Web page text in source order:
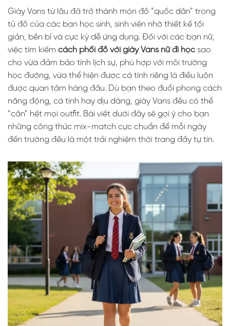
Giày Vans từ lâu đã trở thành món đồ “quốc dân” trong
tủ đồ của các bạn học sinh, sinh viên nhờ thiết kế tối
giản, bền bỉ và cực kỳ dễ ứng dụng. Đối với các bạn nữ,
việc tìm kiếm cách phối đồ với giày Vans nữ đi học sao
cho vừa đảm bảo tính lịch sự, phù hợp với môi trường
học đường, vừa thể hiện được cá tính riêng là điều luôn
được quan tâm hàng đầu. Dù bạn theo đuổi phong cách
năng động, cá tính hay dịu dàng, giày Vans đều có thể
“cân” hết mọi outfit. Bài viết dưới đây sẽ gợi ý cho bạn
những công thức mix-match cực chuẩn để mỗi ngày
đến trường đều là một trải nghiệm thời trang đầy tự tin.